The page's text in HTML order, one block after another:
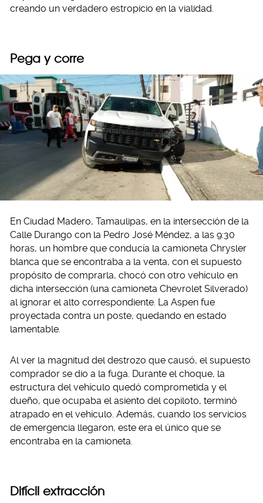
creando un verdadero estropicio en la vialidad.
Pega y corre
En Ciudad Madero, Tamaulipas, en la intersección de la
Calle Durango con la Pedro José Méndez, a las 9:30
horas, un hombre que conducía la camioneta Chrysler
blanca que se encontraba a la venta, con el supuesto
propósito de comprarla, chocó con otro vehículo en
dicha intersección (una camioneta Chevrolet Silverado)
al ignorar el alto correspondiente. La Aspen fue
proyectada contra un poste, quedando en estado
lamentable.
Al ver la magnitud del destrozo que causó, el supuesto
comprador se dio a la fuga. Durante el choque, la
estructura del vehículo quedó comprometida y el
dueño, que ocupaba el asiento del copiloto, terminó
atrapado en el vehículo. Además, cuando los servicios
de emergencia llegaron, este era el único que se
encontraba en la camioneta.
Difícil extracción